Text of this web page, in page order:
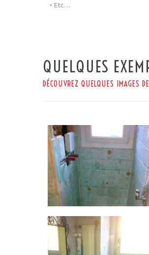
• Etc…
QUELQUES
DÉCOUVREZ QUELQUES IMAGES